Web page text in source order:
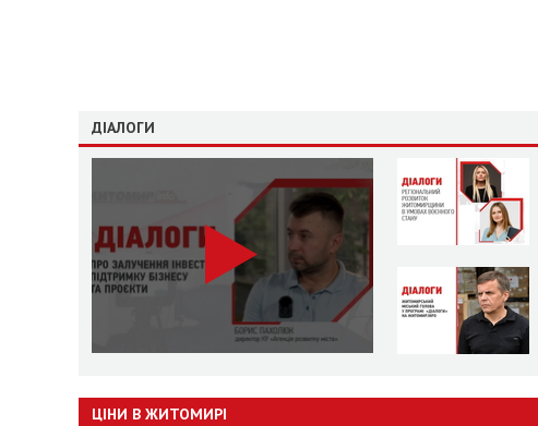
ДІАЛОГИ
ЦІНИ В ЖИТОМИРІ